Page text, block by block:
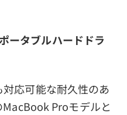
ータブルハードドラ
応可能な耐久性のあ
MacBook Proモデルと